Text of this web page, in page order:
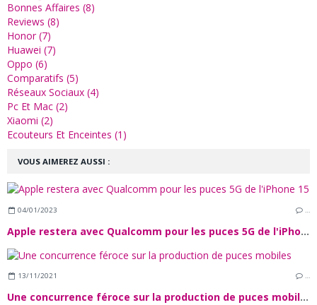
VOUS AIMEREZ AUSSI :
04/01/2023 …
Apple restera avec Qualcomm pour les puces 5G de l'iPhone 15
13/11/2021 …
Une concurrence féroce sur la production de puces mobiles
Bonnes Affaires (8)
Reviews (8)
Honor (7)
Huawei (7)
Oppo (6)
Comparatifs (5)
Réseaux Sociaux (4)
Pc Et Mac (2)
Xiaomi (2)
Ecouteurs Et Enceintes (1)